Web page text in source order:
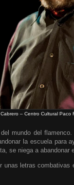
– Centro Cultural Paco
mundo del
la escuela para
se niega a abandonar
unas letras combativas